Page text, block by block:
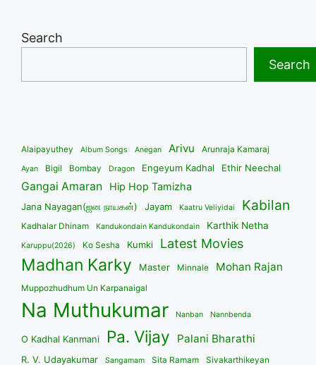
Search
Search
Alaipayuthey Album Songs Anegan Arivu Arunraja Kamaraj
Ayan Bigil Bombay Dragon Engeyum Kadhal Ethir Neechal
Gangai Amaran Hip Hop Tamizha
Jana Nayagan(ஜன நாயகன்) Jayam Kaatru Veliyidai Kabilan
Kadhalar Dhinam Kandukondain Kandukondain Karthik Netha
Karuppu(2026) Ko Sesha Kumki Latest Movies
Madhan Karky Master Minnale Mohan Rajan
Muppozhudhum Un Karpanaigal
Na Muthukumar Nanban Nannbenda
O Kadhal Kanmani Pa. Vijay Palani Bharathi
R. V. Udayakumar Sangamam Sita Ramam Sivakarthikeyan